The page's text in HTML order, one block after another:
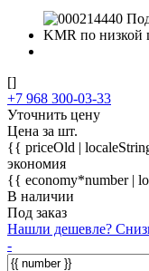
[]
+7 968 300-03-33
Уточнить цену
Цена за шт.
{{ priceOld |
экономия
{{ economy*number |
В наличии
Под заказ
Нашли дешевле?
-